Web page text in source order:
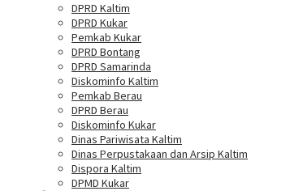
DPRD Kaltim
DPRD Kukar
Pemkab Kukar
DPRD Bontang
DPRD Samarinda
Diskominfo Kaltim
Pemkab Berau
DPRD Berau
Diskominfo Kukar
Dinas Pariwisata Kaltim
Dinas Perpustakaan dan Arsip Kaltim
Dispora Kaltim
DPMD Kukar